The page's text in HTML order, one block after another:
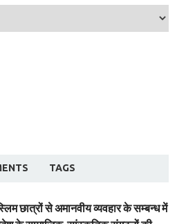
TAGS
छात्रों से अमानवीय व्यवहार के सम्बन्ध में